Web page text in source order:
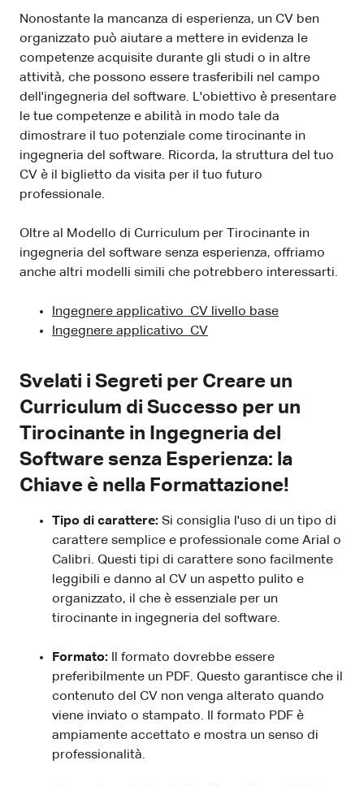
Nonostante la mancanza di esperienza, un CV ben
organizzato può aiutare a mettere in evidenza le
competenze acquisite durante gli studi o in altre
attività, che possono essere trasferibili nel campo
dell'ingegneria del software. L'obiettivo è presentare
le tue competenze e abilità in modo tale da
dimostrare il tuo potenziale come tirocinante in
ingegneria del software. Ricorda, la struttura del tuo
CV è il biglietto da visita per il tuo futuro
professionale.
Oltre al Modello di Curriculum per Tirocinante in
ingegneria del software senza esperienza, offriamo
anche altri modelli simili che potrebbero interessarti.
Ingegnere applicativo CV livello base
Ingegnere applicativo CV
Svelati i Segreti per Creare un
Curriculum di Successo per un
Tirocinante in Ingegneria del
Software senza Esperienza: la
Chiave è nella Formattazione!
Tipo di carattere: Si consiglia l'uso di un tipo di
carattere semplice e professionale come Arial o
Calibri. Questi tipi di carattere sono facilmente
leggibili e danno al CV un aspetto pulito e
organizzato, il che è essenziale per un
tirocinante in ingegneria del software.
Formato: Il formato dovrebbe essere
preferibilmente un PDF. Questo garantisce che il
contenuto del CV non venga alterato quando
viene inviato o stampato. Il formato PDF è
ampiamente accettato e mostra un senso di
professionalità.